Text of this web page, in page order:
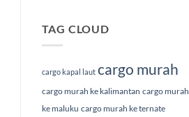
TAG CLOUD
cargo kapal laut cargo murah
cargo murah ke kalimantan cargo murah
ke maluku cargo murah ke ternate